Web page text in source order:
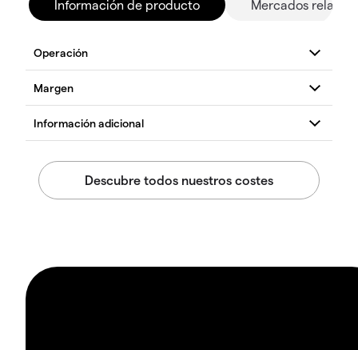
Información de producto Mercados